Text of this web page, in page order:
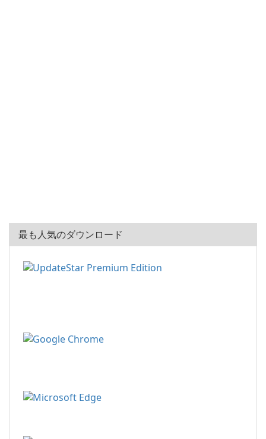
最も人気のダウンロード